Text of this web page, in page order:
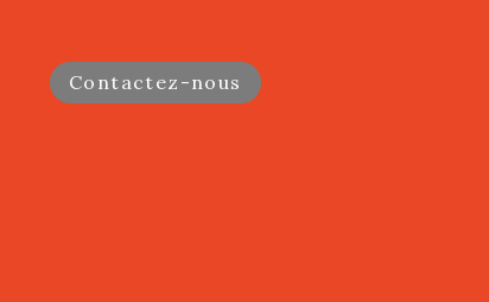
Contactez-nous